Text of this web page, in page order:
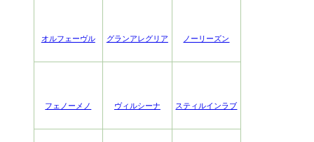
オルフェーヴル グランアレグリア ノーリーズン
フェノーメノ ヴィルシーナ スティルインラブ